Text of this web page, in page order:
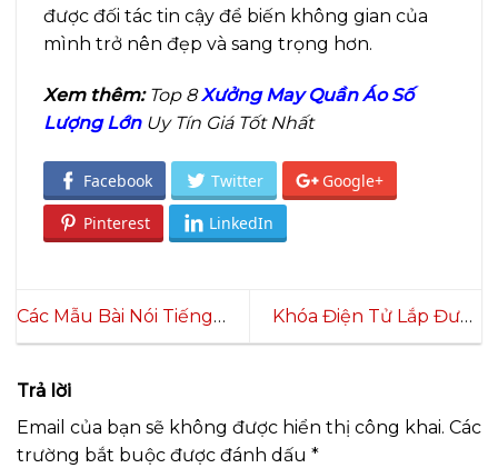
được đối tác tin cậy để biến không gian của
mình trở nên đẹp và sang trọng hơn.
Xem thêm:Top 8 Xưởng May Quần Áo Số
Lượng Lớn Uy Tín Giá Tốt Nhất
Facebook Twitter Google+
Pinterest LinkedIn
Các Mẫu Bài Nói Tiếng
Anh Về Chủ Đề “Talk
Hay, Chi Tiết A – Z
Khóa Điện Tử Lắp Được
Cho Cửa Nào? Kinh
Trả lời
Email của bạn sẽ không được hiển thị công khai. Các
trường bắt buộc được đánh dấu *